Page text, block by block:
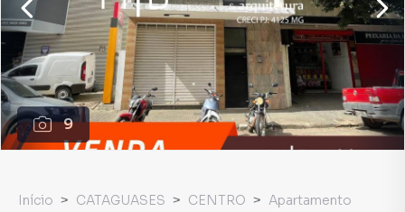
9
Início CATAGUASES CENTRO
Apartamento